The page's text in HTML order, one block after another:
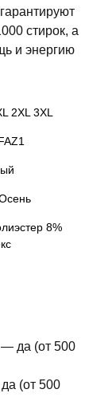
стирок, а
и энергию
2XL3XL
8%
— да (от 500
(от 500